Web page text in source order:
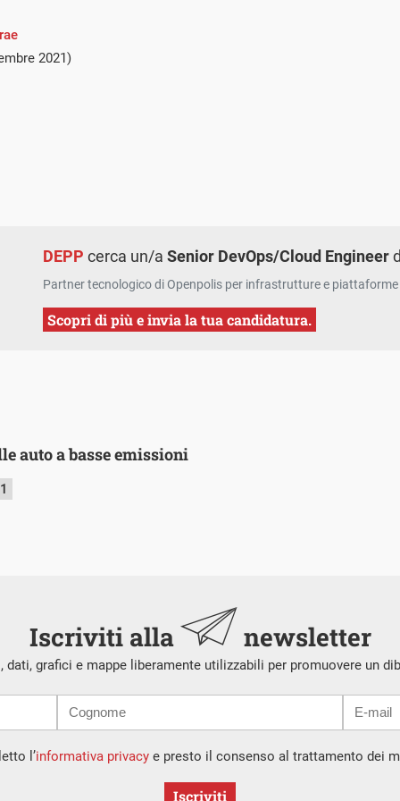
2021)
DEPP cerca un/aSenior DevOps/Cloud Engineer
Partner tecnologico di Openpolis per infrastrutture e
Scopri di più e invia la tua candidatura.
auto a basse emissioni
Iscriviti alla newsletter
dati, grafici e mappe liberamente utilizzabili per promuovere un
l’informativa privacye presto il consenso al trattamento dei
Iscriviti